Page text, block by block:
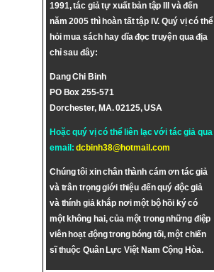
1991, tác giả tự xuất bản tập III và đến
năm 2005 thì hoàn tất tập IV. Quý vị có thể
hỏi mua sách hay dĩa đọc truyện qua địa
chỉ sau đây:
Dang Chi Binh
PO Box 255-571
Dorchester, MA. 02125, USA
Hoặc quý vị có thể liên lạc với tác giả qua
email:dcbinh38@hotmail.com
Chúng tôi xin chân thành cám ơn tác giả
và trân trọng giới thiệu đến quý độc giả
và thính giả khắp nơi một bộ hồi ký có
một không hai, của một trong những điệp
viên hoạt động trong bóng tối, một chiến
sĩ thuộc Quân Lực Việt Nam Cộng Hòa.